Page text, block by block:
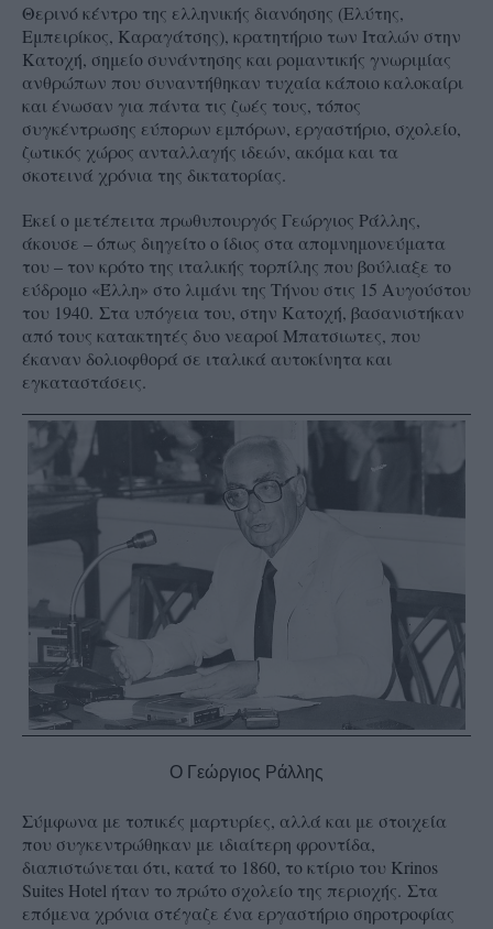
Θερινό κέντρο της ελληνικής διανόησης (Ελύτης,
Εμπειρίκος, Καραγάτσης), κρατητήριο των Ιταλών στην
Κατοχή, σημείο συνάντησης και ρομαντικής γνωριμίας
ανθρώπων που συναντήθηκαν τυχαία κάποιο καλοκαίρι
και ένωσαν για πάντα τις ζωές τους, τόπος
συγκέντρωσης εύπορων εμπόρων, εργαστήριο, σχολείο,
ζωτικός χώρος ανταλλαγής ιδεών, ακόμα και τα
σκοτεινά χρόνια της δικτατορίας.
Εκεί ο μετέπειτα πρωθυπουργός Γεώργιος Ράλλης,
άκουσε – όπως διηγείτο ο ίδιος στα απομνημονεύματα
του – τον κρότο της ιταλικής τορπίλης που βούλιαξε το
εύδρομο «Έλλη» στο λιμάνι της Τήνου στις 15 Αυγούστου
του 1940. Στα υπόγεια του, στην Κατοχή, βασανιστήκαν
από τους κατακτητές δυο νεαροί Μπατσιωτες, που
έκαναν δολιοφθορά σε ιταλικά αυτοκίνητα και
εγκαταστάσεις.
Ο Γεώργιος Ράλλης
Σύμφωνα με τοπικές μαρτυρίες, αλλά και με στοιχεία
που συγκεντρώθηκαν με ιδιαίτερη φροντίδα,
διαπιστώνεται ότι, κατά το 1860, το κτίριο του Krinos
Suites Hotel ήταν το πρώτο σχολείο της περιοχής. Στα
επόμενα χρόνια στέγαζε ένα εργαστήριο σηροτροφίας